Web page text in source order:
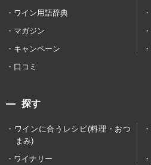
ワイン用語辞典
マガジン
キャンペーン
口コミ
探す
ワインに合うレシピ(料理・おつ
まみ)
ワイナリー